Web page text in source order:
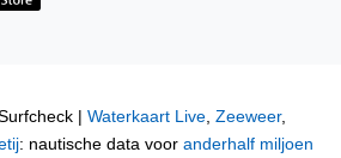
| Waterkaart Live, Zeeweer,
: nautische data voor anderhalf miljoen